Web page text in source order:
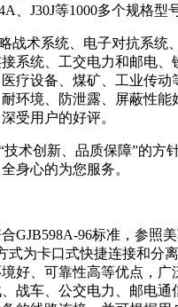
、J30J等1000多个规格型
术系统、电子对抗系统
系统、工交电力和邮电、
疗设备、煤矿、工业传动
环境、防泄露、屏蔽性能
受用户的好评。
术创新、品质保障”的方
身心的为您服务。
GJB598A-96标准，参照
式为卡口式快捷连接和分
好、可靠性高等优点，广
战车、公交电力、邮电通